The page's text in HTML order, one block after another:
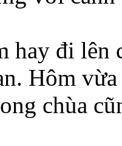
hay đi lên
Hôm
chùa